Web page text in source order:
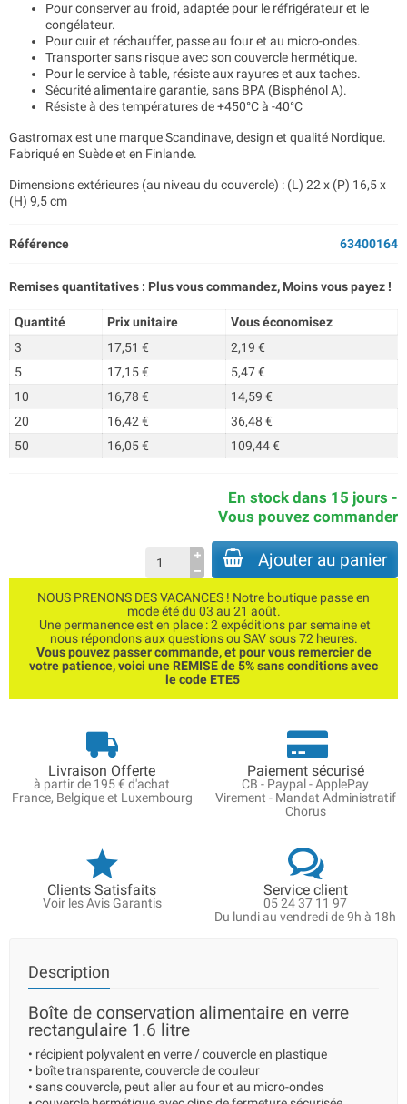
Pour conserver au froid, adaptée pour le réfrigérateur et le
congélateur.
Pour cuir et réchauffer, passe au four et au micro-ondes.
Transporter sans risque avec son couvercle hermétique.
Pour le service à table, résiste aux rayures et aux taches.
Sécurité alimentaire garantie, sans BPA (Bisphénol A).
Résiste à des températures de +450°C à -40°C
Gastromax est une marque Scandinave, design et qualité Nordique.
Fabriqué en Suède et en Finlande.
Dimensions extérieures (au niveau du couvercle) : (L) 22 x (P) 16,5 x
(H) 9,5 cm
Référence 63400164
Remises quantitatives : Plus vous commandez, Moins vous payez !
Quantité Prix unitaire
Vous économisez
3
17,51 €
2,19 €
5
17,15 €
5,47 €
10
16,78 €
14,59 €
20
16,42 €
36,48 €
50
16,05 € 109,44 €
En stock dans 15 jours -
Vous pouvez commander
Ajouter au panier
NOUS PRENONS DES VACANCES ! Notre boutique passe en
mode été du 03 au 21 août.
Une permanence est en place : 2 expéditions par semaine et
nous répondons aux questions ou SAV sous 72 heures.
Vous pouvez passer commande, et pour vous remercier de
votre patience, voici une REMISE de 5% sans conditions avec
le code ETE5
Livraison Offerte
à partir de 195 € d'achat
France, Belgique et Luxembourg
Paiement sécurisé
CB - Paypal - ApplePay
Virement - Mandat Administratif
Chorus
Clients Satisfaits
Voir les Avis Garantis
Service client
05 24 37 11 97
Du lundi au vendredi de 9h à 18h
Description
Boîte de conservation alimentaire en verre
rectangulaire 1.6 litre
• récipient polyvalent en verre / couvercle en plastique
• boîte transparente, couvercle de couleur
• sans couvercle, peut aller au four et au micro-ondes